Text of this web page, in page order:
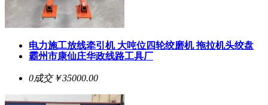
电力施工放线牵引机 大吨位四轮绞磨机 拖拉机头绞盘
霸州市康仙庄华政线路工具厂
0成交￥35000.00